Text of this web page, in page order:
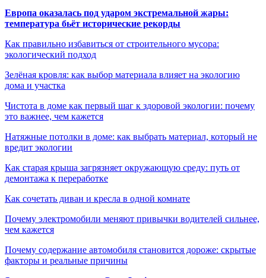
Европа оказалась под ударом экстремальной жары:
температура бьёт исторические рекорды
Как правильно избавиться от строительного мусора:
экологический подход
Зелёная кровля: как выбор материала влияет на экологию
дома и участка
Чистота в доме как первый шаг к здоровой экологии: почему
это важнее, чем кажется
Натяжные потолки в доме: как выбрать материал, который не
вредит экологии
Как старая крыша загрязняет окружающую среду: путь от
демонтажа к переработке
Как сочетать диван и кресла в одной комнате
Почему электромобили меняют привычки водителей сильнее,
чем кажется
Почему содержание автомобиля становится дороже: скрытые
факторы и реальные причины